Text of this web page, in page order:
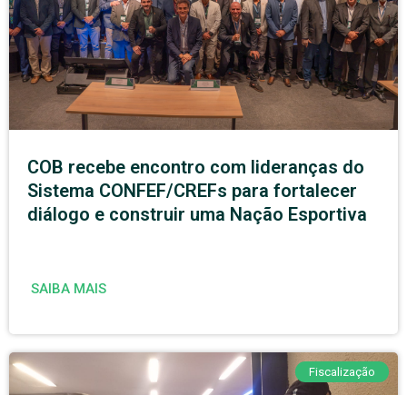
COB recebe encontro com lideranças do
Sistema CONFEF/CREFs para fortalecer
diálogo e construir uma Nação Esportiva
SAIBA MAIS
Fiscalização